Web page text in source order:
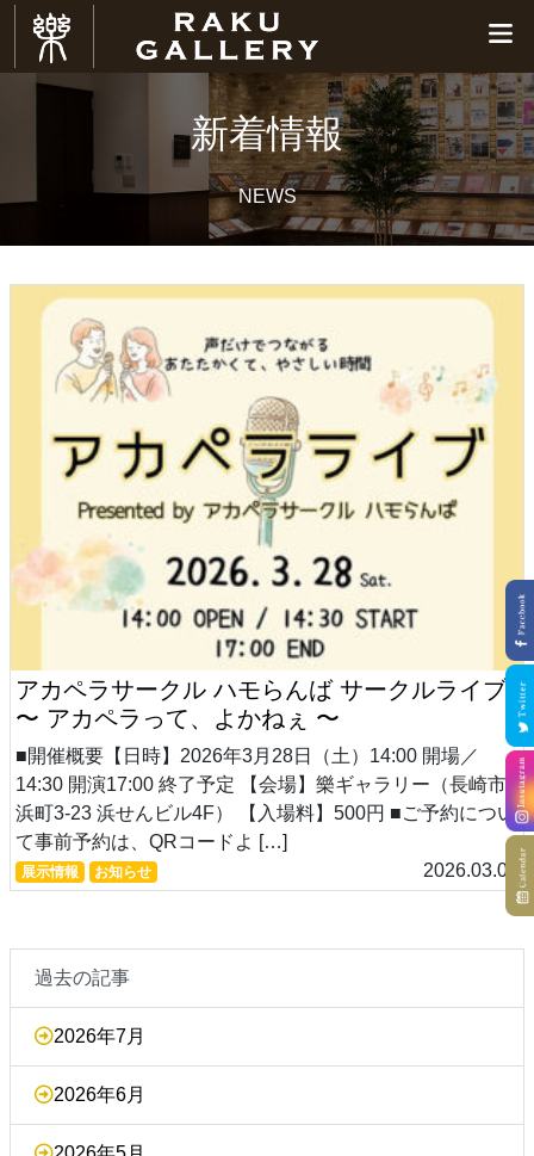
新着情報
NEWS
アカペラサークル ハモらんば サークルライブ
〜 アカペラって、よかねぇ 〜
■開催概要【日時】2026年3月28日（土）14:00 開場／
14:30 開演17:00 終了予定 【会場】樂ギャラリー（長崎市
浜町3-23 浜せんビル4F） 【入場料】500円 ■ご予約につい
て事前予約は、QRコードよ […]
展示情報 お知らせ 2026.03.02
過去の記事
2026年7月
2026年6月